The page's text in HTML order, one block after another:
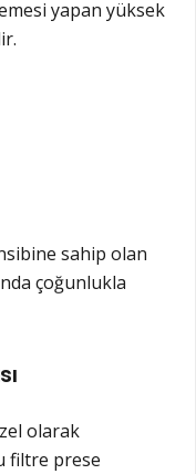
yapan yüksek
sahip olan
çoğunlukla
olarak
filtre prese